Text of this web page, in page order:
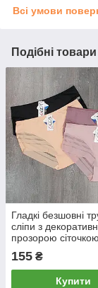
Всі умови
Подібні
Гладкі безшовні
сліпи з
прозорою
розміри) Occa 4XL
155 ₴
Купити